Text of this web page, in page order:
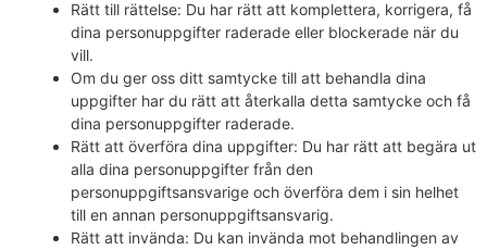
Rätt till rättelse: Du har rätt att komplettera, korrigera, få
dina personuppgifter raderade eller blockerade när du
vill.
Om du ger oss ditt samtycke till att behandla dina
uppgifter har du rätt att återkalla detta samtycke och få
dina personuppgifter raderade.
Rätt att överföra dina uppgifter: Du har rätt att begära ut
alla dina personuppgifter från den
personuppgiftsansvarige och överföra dem i sin helhet
till en annan personuppgiftsansvarig.
Rätt att invända: Du kan invända mot behandlingen av